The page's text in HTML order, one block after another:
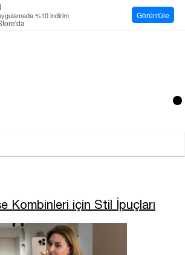
Kombinleri için Stil İpuçları
%10 indirim Görüntüle